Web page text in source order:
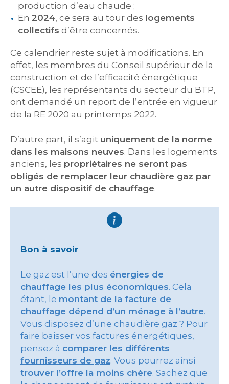
production d’eau chaude ;
En 2024, ce sera au tour des logements
collectifs d’être concernés.
Ce calendrier reste sujet à modifications. En
effet, les membres du Conseil supérieur de la
construction et de l’efficacité énergétique
(CSCEE), les représentants du secteur du BTP,
ont demandé un report de l’entrée en vigueur
de la RE 2020 au printemps 2022.
D’autre part, il s’agit uniquement de la norme
dans les maisons neuves. Dans les logements
anciens, les propriétaires ne seront pas
obligés de remplacer leur chaudière gaz par
un autre dispositif de chauffage.
Bon à savoir
Le gaz est l’une des énergies de
chauffage les plus économiques. Cela
étant, le montant de la facture de
chauffage dépend d’un ménage à l’autre.
Vous disposez d’une chaudière gaz ? Pour
faire baisser vos factures énergétiques,
pensez à comparer les différents
fournisseurs de gaz. Vous pourrez ainsi
trouver l’offre la moins chère. Sachez que